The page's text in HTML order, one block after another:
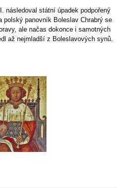
následoval státní úpadek podpořený
polský panovník Boleslav Chrabrý se
ale načas dokonce i samotných
až nejmladší z Boleslavových synů.